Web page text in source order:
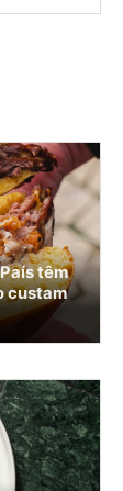
têm
custam